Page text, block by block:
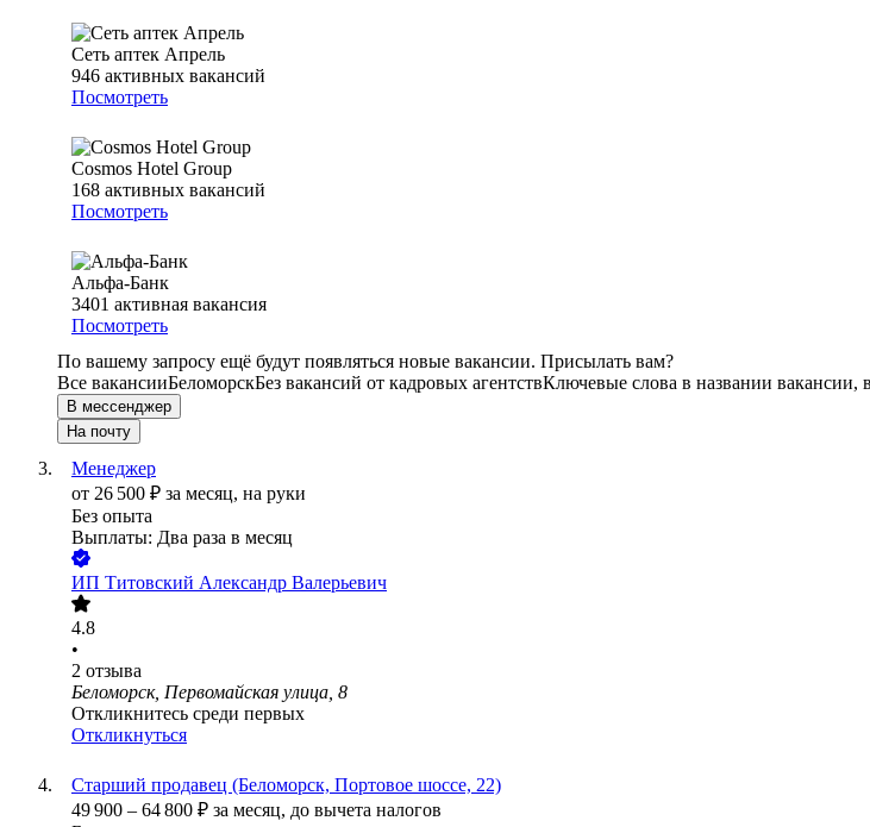
Сеть аптек Апрель
946 активных вакансий
Посмотреть
Cosmos Hotel Group
168 активных вакансий
Посмотреть
Альфа-Банк
3401 активная вакансия
Посмотреть
По вашему запросу ещё будут появляться новые вакансии. Присылать вам?
Все вакансииБеломорскБез вакансий от кадровых агентствКлючевые слова в названии вакансии,
В мессенджер
На почту
Менеджер
от 26 500 ₽ за месяц, на руки
Без опыта
Выплаты: Два раза в месяц
ИП Титовский Александр Валерьевич
4.8
•
2 отзыва
Беломорск, Первомайская улица, 8
Откликнитесь среди первых
Откликнуться
Старший продавец (Беломорск, Портовое шоссе, 22)
49 900 – 64 800 ₽ за месяц, до вычета налогов